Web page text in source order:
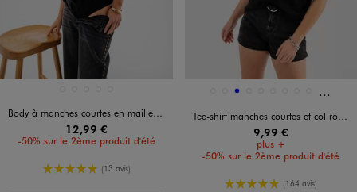
Body à manches courtes en maille côtelée femme
12,99 €
-50% sur le 2ème produit d'été
5/5 de moyenne
(13 avis)
Disponible en 11 coloris
BLANC STANDARD
BLEU Et 2
Tee-shirt manches courtes et col rond uni en coton résistant femme
9,99 €
plus +
-50% sur le 2ème produit d'été
5/5 de moyenne
(164 avis)